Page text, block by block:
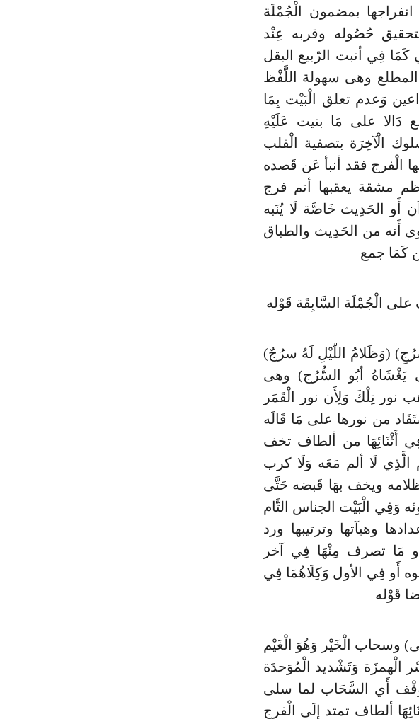
بمضمون الْجُمْلَة
حُصُوله وقربه عِنْد
كَمَا فِي أنبت الرّبيع البقل
المطلع وهى سهولة اللَّفْظ
وَعدم تعلق الْبَيْت بِمَا
دَالا على مَا بنيت عَلَيْهِ
الْآخِرَة بتصفية الْقلب
الْفرج فقد أنبأ عَن قَصده
مشقة يعقبها أتم فرج
أَو الحَدِيث خَاصَّة لَا يُنَبه
أَنه من الحَدِيث والطباق
كَمَا جمع
على الْجُمْلَة السَّابِقَة قَوْله
(وَظَلامُ اللّيْلِ لَهُ سرُجٌ)
يَغْشَاهُ أبُو السُّرُج) وهى
نور تِلْكَ وَلِأَن نور الْقَمَر
من نورها على مَا قَالَه
فِي أَثْنَائِهَا من ألطاف تخف
الَّذِي لَا ألم مَعَه وَلَا كرب
ظلامه ويخف بهَا قَبضه حَتَّى
وَفِي الْبَيْت الجناس التَّام
وهيآتها وترتيبها ورد
أَو مَا تصرف مِنْهَا فِي آخر
أَو فِي الأول وَكِلَاهُمَا فِي
قَوْله
وسحاب الْخَيْر وَهُوَ الْغَيْم
الْهمزَة وَتَشْديد الْمُوَحدَة
أَي السَّحَاب لما سلى
ألطاف تمتد إِلَى الْفرج